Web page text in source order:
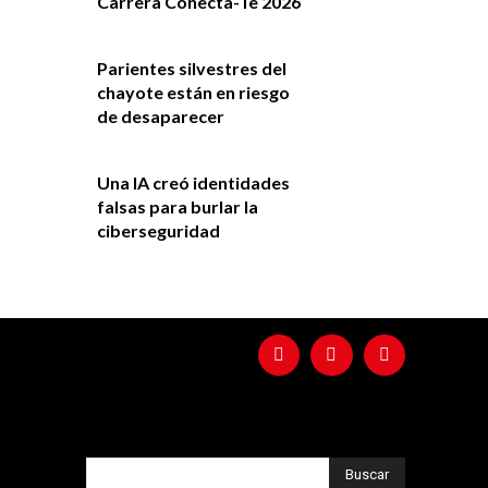
Parientes silvestres del
chayote están en riesgo
de desaparecer
Una IA creó identidades
falsas para burlar la
ciberseguridad
Buscar